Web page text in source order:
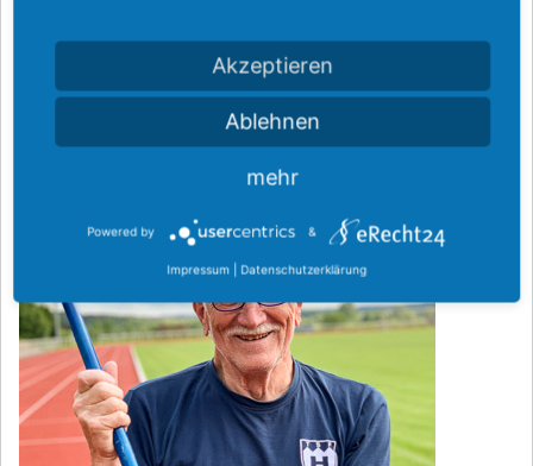
Trainer
Akzeptieren
Ablehnen
mehr
Powered by &
Impressum Datenschutzerklärung